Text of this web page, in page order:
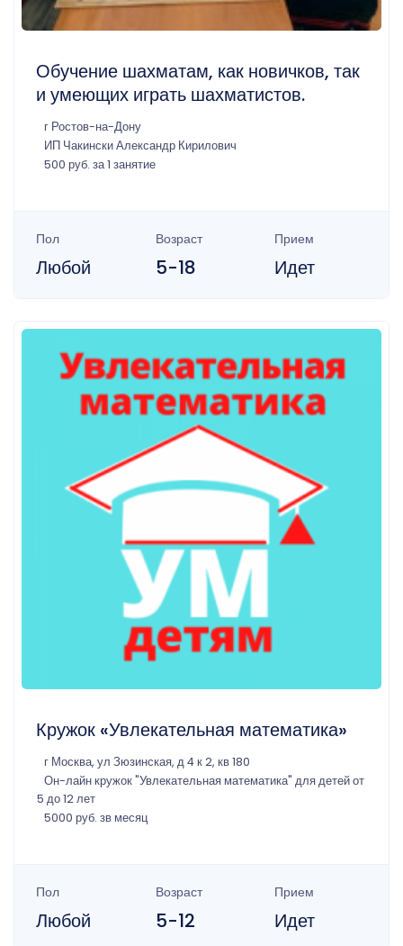
Обучение шахматам, как новичков, так
и умеющих играть шахматистов.
г Ростов-на-Дону
ИП Чакински Александр Кирилович
500 руб. за 1 занятие
Пол
Любой
Возраст
5-18
Прием
Идет
Кружок «Увлекательная математика»
г Москва, ул Зюзинская, д 4 к 2, кв 180
Он-лайн кружок "Увлекательная математика" для детей от
5 до 12 лет
5000 руб. зв месяц
Пол
Любой
Возраст
5-12
Прием
Идет